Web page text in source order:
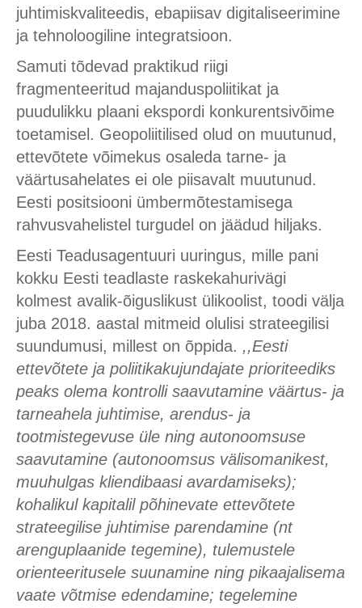
juhtimiskvaliteedis, ebapiisav digitaliseerimine
ja tehnoloogiline integratsioon.
Samuti tõdevad praktikud riigi
fragmenteeritud majanduspoliitikat ja
puudulikku plaani ekspordi konkurentsivõime
toetamisel. Geopoliitilised olud on muutunud,
ettevõtete võimekus osaleda tarne- ja
väärtusahelates ei ole piisavalt muutunud.
Eesti positsiooni ümbermõtestamisega
rahvusvahelistel turgudel on jäädud hiljaks.
Eesti Teadusagentuuri uuringus, mille pani
kokku Eesti teadlaste raskekahurivägi
kolmest avalik-õiguslikust ülikoolist, toodi välja
juba 2018. aastal mitmeid olulisi strateegilisi
suundumusi, millest on õppida. ,,Eesti
ettevõtete ja poliitikakujundajate prioriteediks
peaks olema kontrolli saavutamine väärtus- ja
tarneahela juhtimise, arendus- ja
tootmistegevuse üle ning autonoomsuse
saavutamine (autonoomsus välisomanikest,
muuhulgas kliendibaasi avardamiseks);
kohalikul kapitalil põhinevate ettevõtete
strateegilise juhtimise parendamine (nt
arenguplaanide tegemine), tulemustele
orienteeritusele suunamine ning pikaajalisema
vaate võtmise edendamine; tegelemine